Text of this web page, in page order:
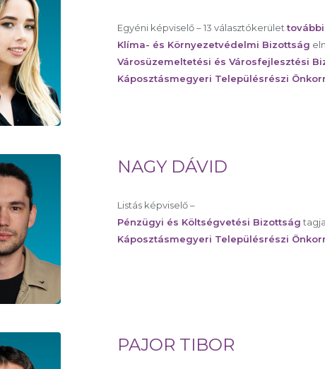
Egyéni képviselő – 13 választókerület
Klíma- és Környezetvédelmi Bizottság
Városüzemeltetési és Városfejlesztési
Káposztásmegyeri Településrészi
NAGY DÁVID
Listás képviselő –
Pénzügyi és Költségvetési Bizottságtagja
Káposztásmegyeri Településrészi
PAJOR TIBOR